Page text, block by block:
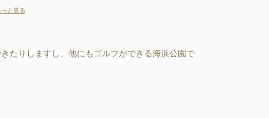
っと見る
たりしますし、他にもゴルフができる海浜公園で